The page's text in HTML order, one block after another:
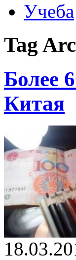
Учеба
Tag
Более
Китая